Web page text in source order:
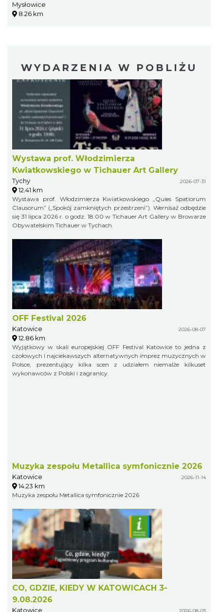
Mysłowice
8.26 km
WYDARZENIA W POBLIŻU
Wystawa prof. Włodzimierza
Kwiatkowskiego w Tichauer Art Gallery
Tychy 2026-07-31
12.41 km
Wystawa prof. Włodzimierza Kwiatkowskiego „Quies Spatiorum
Clausorum” („Spokój zamkniętych przestrzeni”). Wernisaż odbędzie
się 31 lipca 2026 r. o godz. 18:00 w Tichauer Art Gallery w Browarze
Obywatelskim Tichauer w Tychach.
OFF Festival 2026
Katowice 2026-08-07
12.86 km
Wyjątkowy w skali europejskiej OFF Festival Katowice to jedna z
czołowych i najciekawszych alternatywnych imprez muzycznych w
Polsce, prezentujący kilka scen z udziałem niemalże kilkuset
wykonawców z Polski i zagranicy.
Muzyka zespołu Metallica symfonicznie 2026
Katowice 2026-11-14
14.23 km
Muzyka zespołu Metallica symfonicznie 2026
CO, GDZIE, KIEDY W KATOWICACH 3-
9.08.2026
Katowice